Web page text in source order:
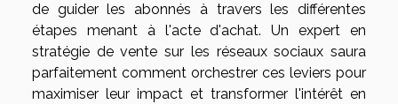
de guider les abonnés à travers les différentes
étapes menant à l'acte d'achat. Un expert en
stratégie de vente sur les réseaux sociaux saura
parfaitement comment orchestrer ces leviers pour
maximiser leur impact et transformer l'intérêt en